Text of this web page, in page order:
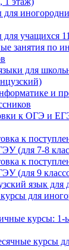
для
учащихся
занятия по
для
и
к ОГЭ и
к
(для 7-8
к
(для 9
язык для
для
курсы: 1-
курсы